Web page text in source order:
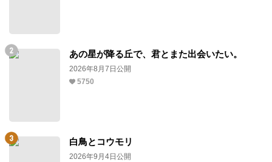
あの星が降る丘で、君とまた出会いたい。
2026年8月7日公開
5750
白鳥とコウモリ
2026年9月4日公開